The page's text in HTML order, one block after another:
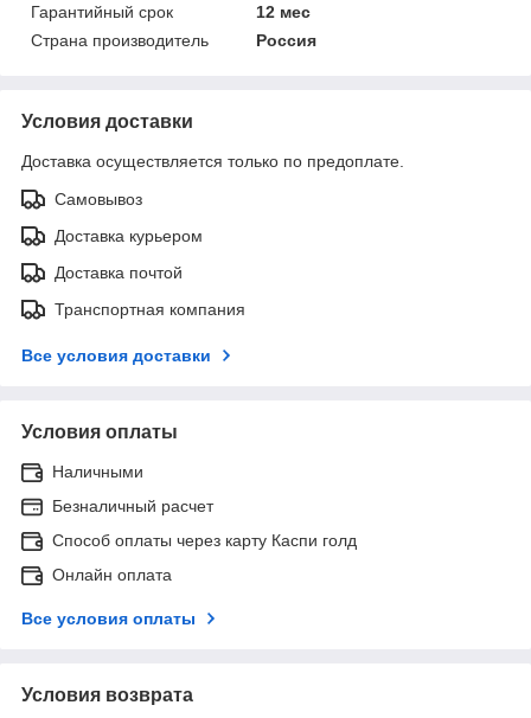
Гарантийный срок
12 мес
Страна производитель
Россия
Условия доставки
Доставка осуществляется только по предоплате.
Самовывоз
Доставка курьером
Доставка почтой
Транспортная компания
Все условия доставки
Условия оплаты
Наличными
Безналичный расчет
Способ оплаты через карту Каспи голд
Онлайн оплата
Все условия оплаты
Условия возврата